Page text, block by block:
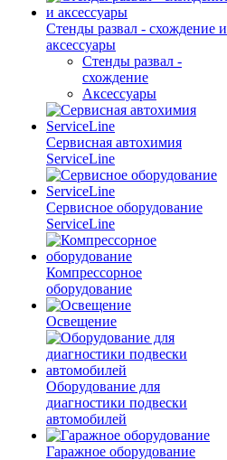
Стенды развал - схождение и
аксессуары
Стенды развал -
схождение
Аксессуары
Сервисная автохимия
ServiceLine
Сервисное оборудование
ServiceLine
Компрессорное
оборудование
Освещение
Оборудование для
диагностики подвески
автомобилей
Гаражное оборудование